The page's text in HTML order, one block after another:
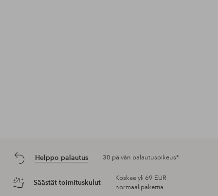
Helppo palautus 30 päivän palautusoikeus*
Säästät toimituskulut
Koskee yli 69 EUR
normaalipakettia